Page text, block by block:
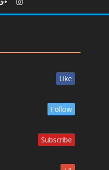
Like
Follow
Subscribe